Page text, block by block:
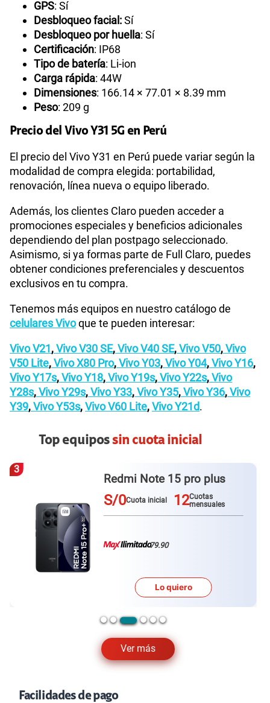
GPS: Sí
Desbloqueo facial:Sí
Desbloqueo por huella: Sí
Certificación: IP68
Tipo de batería: Li-ion
Carga rápida: 44W
Dimensiones: 166.14 × 77.01 × 8.39 mm
Peso: 209 g
Precio del Vivo Y31 5G en Perú
El precio del Vivo Y31 en Perú puede variar según la
modalidad de compra elegida: portabilidad,
renovación, línea nueva o equipo liberado.
Además, los clientes Claro pueden acceder a
promociones especiales y beneficios adicionales
dependiendo del plan postpago seleccionado.
Asimismo, si ya formas parte de Full Claro, puedes
obtener condiciones preferenciales y descuentos
exclusivos en tu compra.
Tenemos más equipos en nuestro catálogo de
celulares Vivoque te pueden interesar:
Vivo V21,Vivo V30 SE,Vivo V40 SE,Vivo V50,Vivo
V50 Lite,Vivo X80 Pro,Vivo Y03,Vivo Y04,Vivo Y16,
Vivo Y17s,Vivo Y18,Vivo Y19s,Vivo Y22s,Vivo
Y28s,Vivo Y29s,Vivo Y33,Vivo Y35,Vivo Y36,Vivo
Y39,Vivo Y53s,Vivo V60 Lite,Vivo Y21d.
Top equipossin cuota inicial
Ver más
3
Redmi Note 15 pro plus
S/0Cuota inicial 12Cuotas
mensuales
79.90
Lo quiero
Facilidades de pago